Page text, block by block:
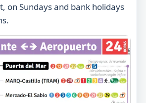
on Sundays and bank holidays